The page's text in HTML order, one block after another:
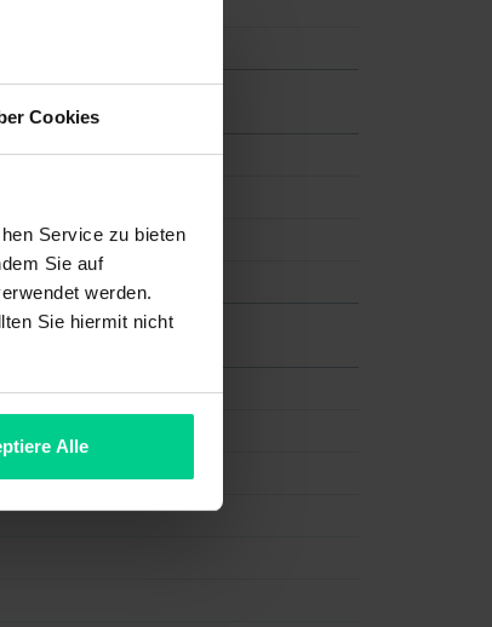
Cookies
Service zu bieten
Sie auf
werden.
Sie hiermit nicht
Alle